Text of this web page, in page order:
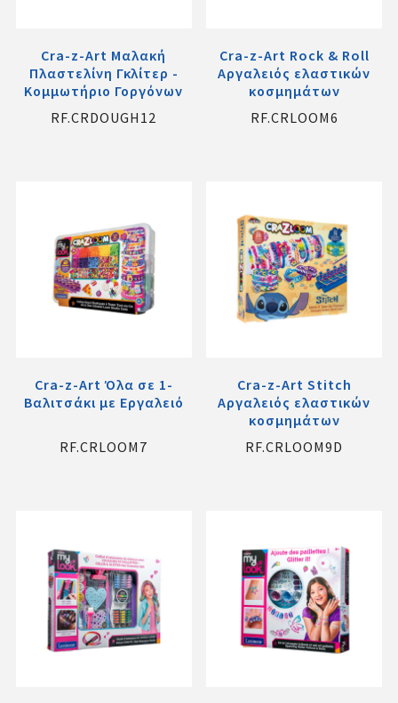
Cra-z-Art Μαλακή
Πλαστελίνη Γκλίτερ -
Κομμωτήριο Γοργόνων
RF.CRDOUGH12
Cra-z-Art Rock & Roll
Αργαλειός ελαστικών
κοσμημάτων
RF.CRLOOM6
Cra-z-Art Όλα σε 1-
Βαλιτσάκι με Εργαλειό
RF.CRLOOM7
Cra-z-Art Stitch
Αργαλειός ελαστικών
κοσμημάτων
RF.CRLOOM9D